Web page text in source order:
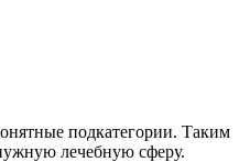
подкатегории. Таким
лечебную сферу.